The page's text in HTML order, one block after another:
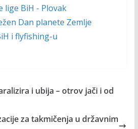
lige BiH - Plovak
Dan planete Zemlje
i flyfishing-u
i ubija – otrov jači i od
za takmičenja u državnim